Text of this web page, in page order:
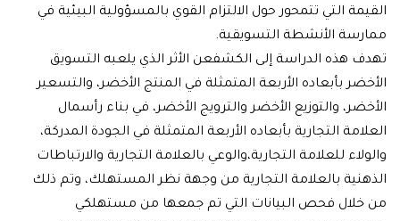
التي تتمحور حول الالتزام القوي بالمسؤولية البيئية في
الأنشطة التسويقية.
هذه الدراسة إلى الكشفعن الأثر الذي يلعبه التسويق
بأبعاده الأربعة المتمثلة في المنتج الأخضر، والتسعير
والتوزيع الأخضر والترويج الأخضر، في بناء رأسمال
التجارية بأبعاده الأربعة المتمثلة في الجودة المدركة،
للعلامة التجارية،والوعي بالعلامة التجارية والارتباطات
بالعلامة التجارية من وجهة نظر المستهلك، وتم ذلك
فحص البيانات التي تم جمعها من مستهلكي